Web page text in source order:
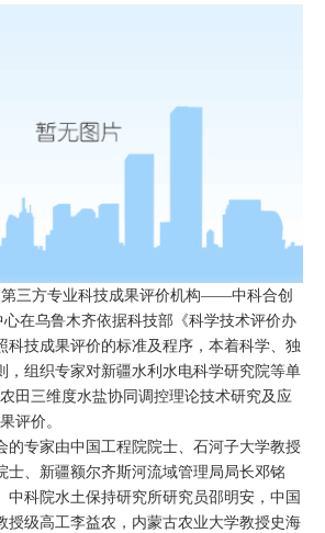
三方专业科技成果评价机构——中科合创
在乌鲁木齐依据科技部《科学技术评价办
科技成果评价的标准及程序，本着科学、独
，组织专家对新疆水利水电科学研究院等单
田三维度水盐协同调控理论技术研究及应
评价。
专家由中国工程院院士、石河子大学教授
士、新疆额尔齐斯河流域管理局局长邓铭
中科院水土保持研究所研究员邵明安，中国
授级高工李益农，内蒙古农业大学教授史海